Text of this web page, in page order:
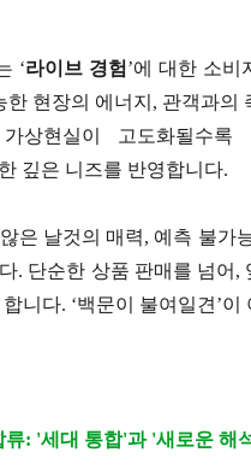
‘라이브 경험 ’에 대한 소
한 현장의 에너지, 관객과의
상현실이 고도화될수
깊은 니즈를 반영합니다.
은 날것의 매력, 예측 불가
. 단순한 상품 판매를 넘어,
니다. ‘백문이 불여일견’
: '세대 통합'과 '새로운 해